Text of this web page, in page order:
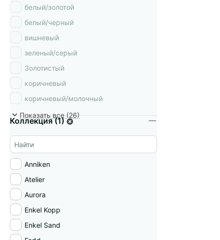
белый/золотой
белый/черный
вишневый
зеленый/серый
Золотистый
коричневый
коричневый/молочный
лавандовое ретро
лиловый
Показать все (26)
Коллекция (1)
Anniken
Atelier
Aurora
Enkel Kopp
Enkel Sand